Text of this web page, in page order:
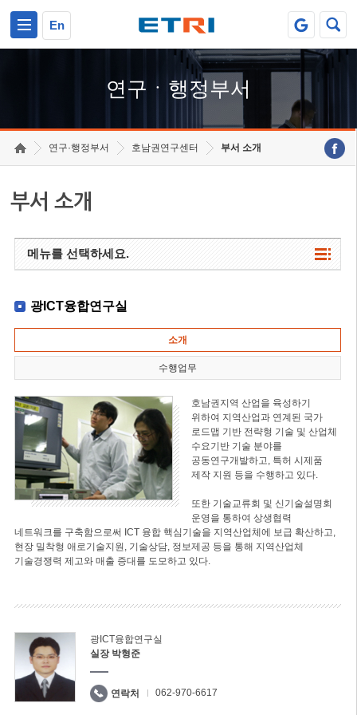
En
연구ㆍ행정부서
연구·행정부서 호남권연구센터 부서 소개
부서 소개
메뉴를 선택하세요.
광ICT융합연구실
소개
수행업무
호남권지역 산업을 육성하기
위하여 지역산업과 연계된 국가
로드맵 기반 전략형 기술 및 산업체
수요기반 기술 분야를
공동연구개발하고, 특허 시제품
제작 지원 등을 수행하고 있다.
또한 기술교류회 및 신기술설명회
운영을 통하여 상생협력
네트워크를 구축함으로써 ICT 융합 핵심기술을 지역산업체에 보급 확산하고,
현장 밀착형 애로기술지원, 기술상담, 정보제공 등을 통해 지역산업체
기술경쟁력 제고와 매출 증대를 도모하고 있다.
광ICT융합연구실
실장 박형준
연락처 062-970-6617